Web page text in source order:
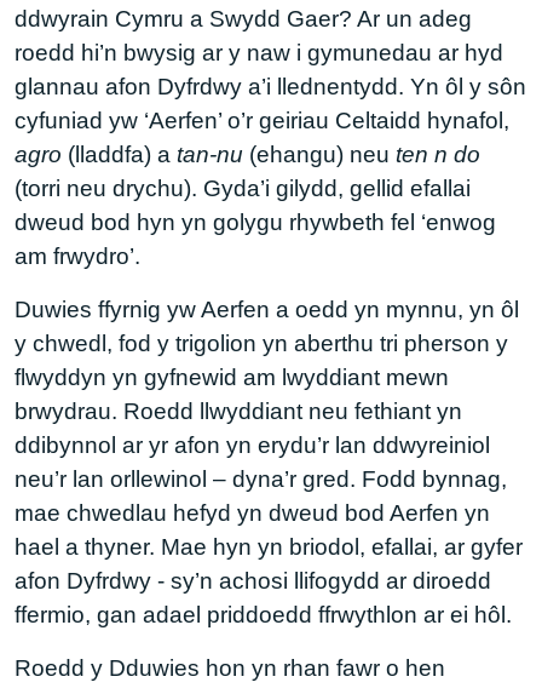
ddwyrain Cymru a Swydd Gaer? Ar un adeg
roedd hi’n bwysig ar y naw i gymunedau ar hyd
glannau afon Dyfrdwy a’i llednentydd. Yn ôl y sôn
cyfuniad yw ‘Aerfen’ o’r geiriau Celtaidd hynafol,
agro (lladdfa) a tan-nu (ehangu) neu ten n do
(torri neu drychu). Gyda’i gilydd, gellid efallai
dweud bod hyn yn golygu rhywbeth fel ‘enwog
am frwydro’.
Duwies ffyrnig yw Aerfen a oedd yn mynnu, yn ôl
y chwedl, fod y trigolion yn aberthu tri pherson y
flwyddyn yn gyfnewid am lwyddiant mewn
brwydrau. Roedd llwyddiant neu fethiant yn
ddibynnol ar yr afon yn erydu’r lan ddwyreiniol
neu’r lan orllewinol – dyna’r gred. Fodd bynnag,
mae chwedlau hefyd yn dweud bod Aerfen yn
hael a thyner. Mae hyn yn briodol, efallai, ar gyfer
afon Dyfrdwy - sy’n achosi llifogydd ar diroedd
ffermio, gan adael priddoedd ffrwythlon ar ei hôl.
Roedd y Dduwies hon yn rhan fawr o hen